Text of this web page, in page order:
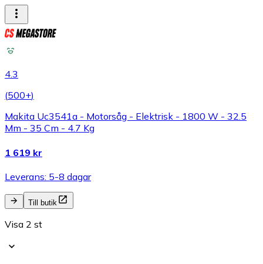
4.3
(500+)
Makita Uc3541a - Motorsåg - Elektrisk - 1800 W - 32.5
Mm - 35 Cm - 4.7 Kg
1 619 kr
Leverans: 5-8 dagar
Till butik
Visa 2 st